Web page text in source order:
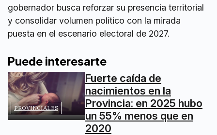
gobernador busca reforzar su presencia territorial
y consolidar volumen político con la mirada
puesta en el escenario electoral de 2027.
Puede interesarte
PROVINCIALES
Fuerte caída de
nacimientos en la
Provincia: en 2025 hubo
un 55% menos que en
2020